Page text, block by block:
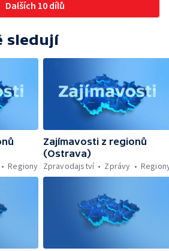
Dalších 10 dílů
sledují
Regiony
Zajímavosti z regionů
(Ostrava)
Zpravodajství
Zprávy